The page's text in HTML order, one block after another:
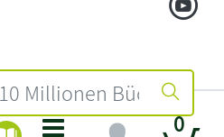
0